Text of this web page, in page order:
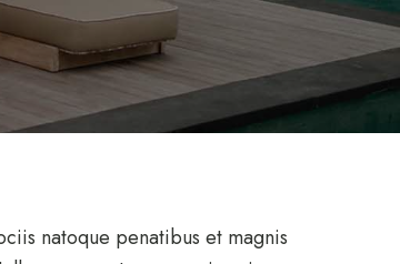
natoque penatibus et magnis